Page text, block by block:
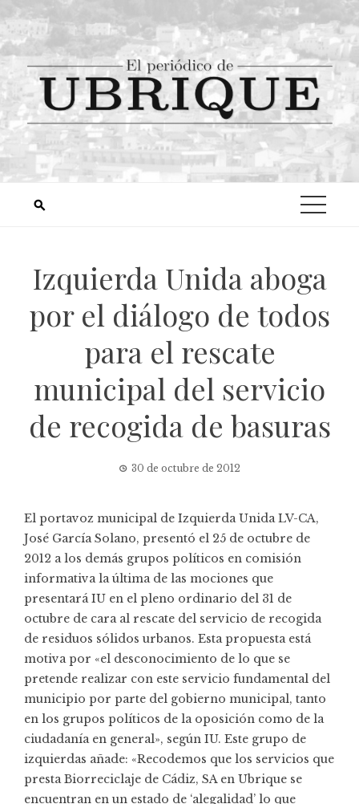
Izquierda Unida aboga
por el diálogo de todos
para el rescate
municipal del servicio
de recogida de basuras
30 de octubre de 2012
El portavoz municipal de Izquierda Unida LV-CA,
José García Solano, presentó el 25 de octubre de
2012 a los demás grupos políticos en comisión
informativa la última de las mociones que
presentará IU en el pleno ordinario del 31 de
octubre de cara al rescate del servicio de recogida
de residuos sólidos urbanos. Esta propuesta está
motiva por «el desconocimiento de lo que se
pretende realizar con este servicio fundamental del
municipio por parte del gobierno municipal, tanto
en los grupos políticos de la oposición como de la
ciudadanía en general», según IU. Este grupo de
izquierdas añade: «Recodemos que los servicios que
presta Biorreciclaje de Cádiz, SA en Ubrique se
encuentran en un estado de ‘alegalidad’ lo que